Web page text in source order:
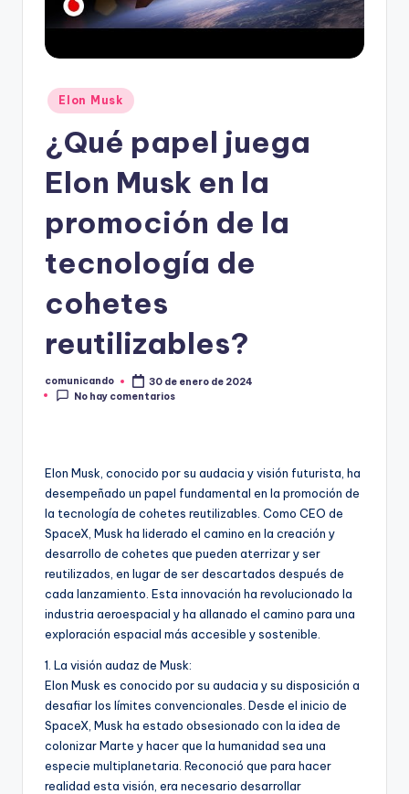
Publicado
en
Elon Musk
¿Qué papel juega
Elon Musk en la
promoción de la
tecnología de
cohetes
reutilizables?
Publicado
por
comunicando
30 de enero de 2024
No hay comentarios
Elon Musk, conocido por su audacia y visión futurista, ha
desempeñado un papel fundamental en la promoción de
la tecnología de cohetes reutilizables. Como CEO de
SpaceX, Musk ha liderado el camino en la creación y
desarrollo de cohetes que pueden aterrizar y ser
reutilizados, en lugar de ser descartados después de
cada lanzamiento. Esta innovación ha revolucionado la
industria aeroespacial y ha allanado el camino para una
exploración espacial más accesible y sostenible.
1. La visión audaz de Musk:
Elon Musk es conocido por su audacia y su disposición a
desafiar los límites convencionales. Desde el inicio de
SpaceX, Musk ha estado obsesionado con la idea de
colonizar Marte y hacer que la humanidad sea una
especie multiplanetaria. Reconoció que para hacer
realidad esta visión, era necesario desarrollar